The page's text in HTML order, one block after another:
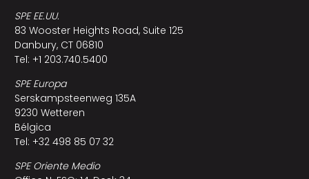
SPE EE.UU.
83 Wooster Heights Road, Suite 125
Danbury, CT 06810
Tel: +1 203.740.5400
SPE Europa
Serskampsteenweg 135A
9230 Wetteren
Bélgica
Tel: +32 498 85 07 32
SPE Oriente Medio